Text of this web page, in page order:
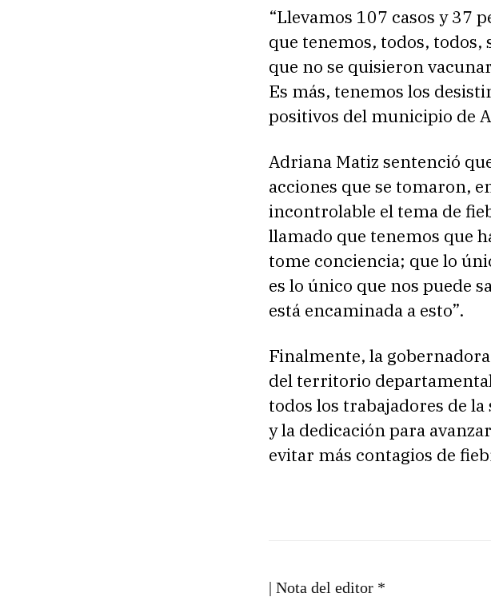
“Llevamos 107 casos y 37
que tenemos, todos, todos,
que no se quisieron
Es más, tenemos los
positivos del municipio de
Adriana Matiz sentenció
acciones que se tomaron,
incontrolable el tema de
llamado que tenemos que
tome conciencia; que lo
es lo único que nos puede
está encaminada a esto”.
Finalmente, la
del territorio
todos los trabajadores de
y la dedicación para
evitar más contagios de
| Nota del editor *